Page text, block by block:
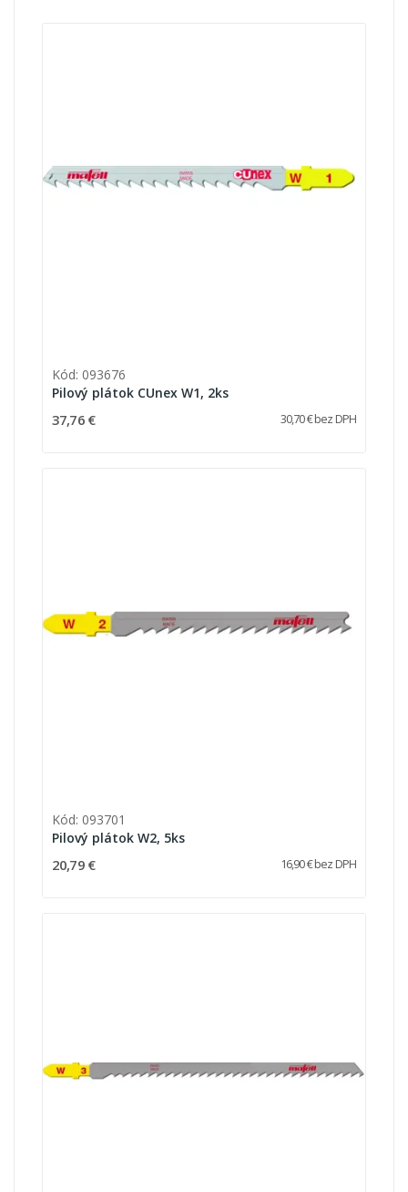
Kód: 093676
Pilový plátok CUnex W1, 2ks
37,76 € 30,70 € bez DPH
Kód: 093701
Pilový plátok W2, 5ks
20,79 € 16,90 € bez DPH